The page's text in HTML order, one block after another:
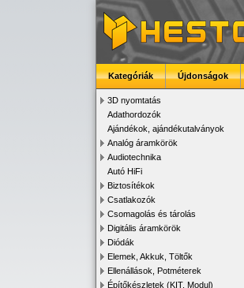
Kategóriák Újdonságok
3D nyomtatás
Adathordozók
Ajándékok, ajándékutalványok
Analóg áramkörök
Audiotechnika
Autó HiFi
Biztosítékok
Csatlakozók
Csomagolás és tárolás
Digitális áramkörök
Diódák
Elemek, Akkuk, Töltők
Ellenállások, Potméterek
Építőkészletek (KIT, Modul)